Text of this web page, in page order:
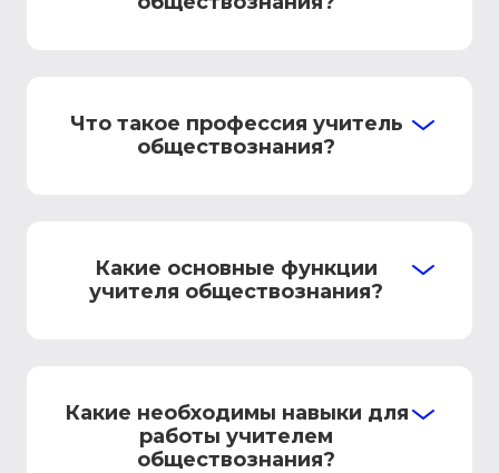
Что такое профессия учитель
обществознания?
Какие основные функции
учителя обществознания?
Какие необходимы навыки для
работы учителем
обществознания?